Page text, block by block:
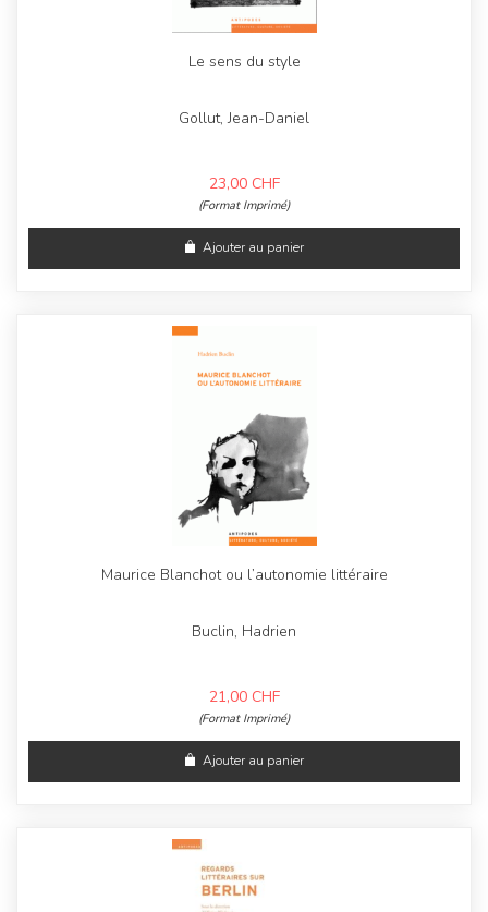
Le sens du style
Gollut, Jean-Daniel
23,00 CHF
(Format Imprimé)
Ajouter au panier
Maurice Blanchot ou l’autonomie littéraire
Buclin, Hadrien
21,00 CHF
(Format Imprimé)
Ajouter au panier